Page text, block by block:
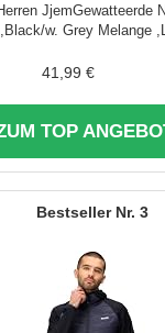
JjemGewatteerde
,Black/w. Grey Melange ,L
41,99 €
TOP
3